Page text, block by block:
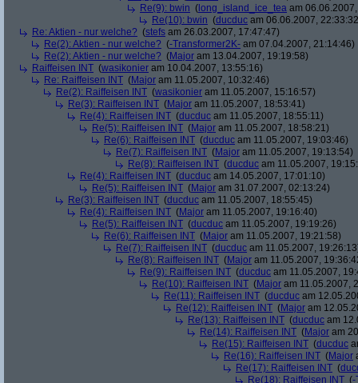
Re(9): bwin ( long_island_ice_tea am
Re(10): bwin (ducduc am 06.06.2007,
Re: Aktien - nur welche? (stefs am 26.03.2007, 17:47:47)
Re(2): Aktien - nur welche? (-Transformer2K- am 07.04.2007, 21:14:46)
Re(2): Aktien - nur welche? (Major am 13.04.2007, 19:19:58)
Raiffeisen INT (wasikonier am 10.04.2007, 13:55:16)
Re: Raiffeisen INT (Major am 11.05.2007, 10:32:46)
Re(2): Raiffeisen INT (wasikonier am 11.05.2007, 15:16:57)
Re(3): Raiffeisen INT (Major am 11.05.2007, 18:53:41)
Re(4): Raiffeisen INT (ducduc am 11.05.2007, 18:55:11)
Re(5): Raiffeisen INT (Major am 11.05.2007, 18:58:21)
Re(6): Raiffeisen INT (ducduc am 11.05.2007, 19:03:46)
Re(7): Raiffeisen INT (Major am 11.05.2007, 19:13:54)
Re(8): Raiffeisen INT (ducduc am 11.05.2007,
Re(4): Raiffeisen INT (ducduc am 14.05.2007, 17:01:10)
Re(5): Raiffeisen INT (Major am 31.07.2007, 02:13:24)
Re(3): Raiffeisen INT (ducduc am 11.05.2007, 18:55:45)
Re(4): Raiffeisen INT (Major am 11.05.2007, 19:16:40)
Re(5): Raiffeisen INT (ducduc am 11.05.2007, 19:19:26)
Re(6): Raiffeisen INT (Major am 11.05.2007, 19:21:58)
Re(7): Raiffeisen INT (ducduc am 11.05.2007,
Re(8): Raiffeisen INT (Major am 11.05.2007,
Re(9): Raiffeisen INT (ducduc am 11.05.2007,
Re(10): Raiffeisen INT (Major am 11.05.2007,
Re(11): Raiffeisen INT (ducduc am
Re(12): Raiffeisen INT (Major am
Re(13): Raiffeisen INT (ducduc am
Re(14): Raiffeisen INT (Major am
Re(15): Raiffeisen INT (ducduc
Re(16): Raiffeisen INT (Major
Re(17): Raiffeisen INT (
Re(18): Raiffeisen INT (-